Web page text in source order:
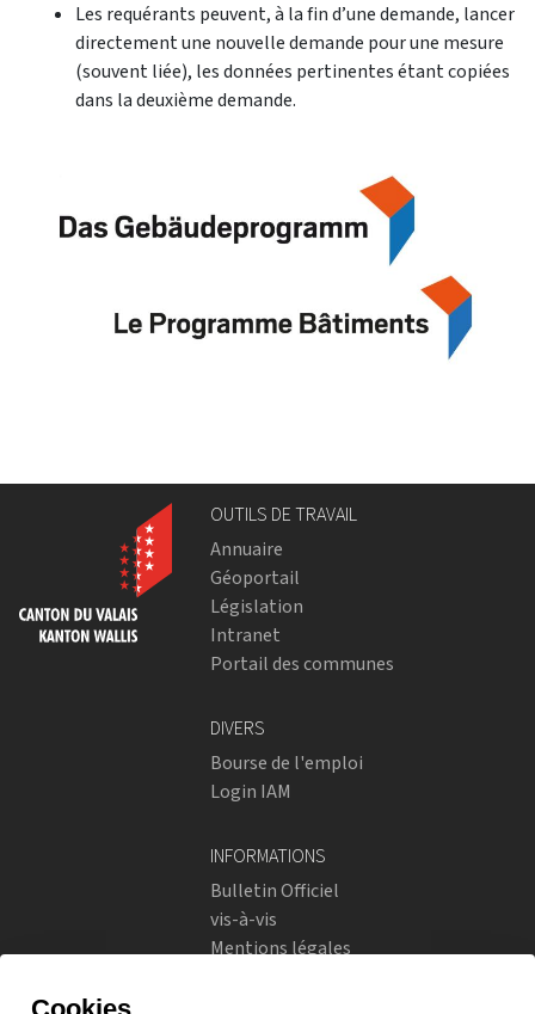
Les requérants peuvent, à la fin d’une demande, lancer
directement une nouvelle demande pour une mesure
(souvent liée), les données pertinentes étant copiées
dans la deuxième demande.
OUTILS DE TRAVAIL
Annuaire
Géoportail
Législation
Intranet
Portail des communes
DIVERS
Bourse de l'emploi
Login IAM
INFORMATIONS
Bulletin Officiel
vis-à-vis
Mentions légales